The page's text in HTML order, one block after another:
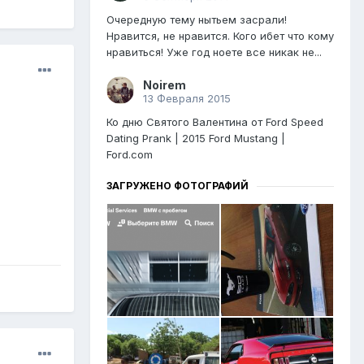
Очередную тему нытьем засрали!
Нравится, не нравится. Кого ибет что кому
нравиться! Уже год ноете все никак не...
Noirem
13 Февраля 2015
Ко дню Святого Валентина от Ford Speed
Dating Prank | 2015 Ford Mustang |
Ford.com
ЗАГРУЖЕНО ФОТОГРАФИЙ